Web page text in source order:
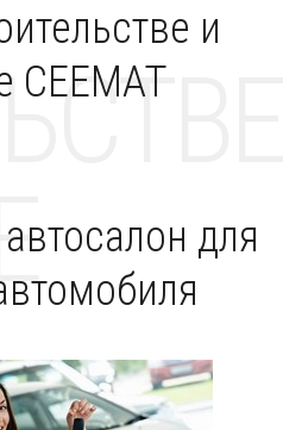
и
CEEMAT
для